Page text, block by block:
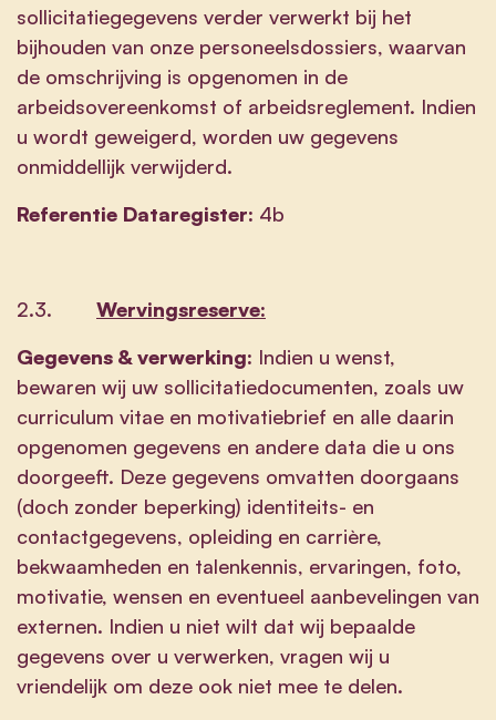
sollicitatiegegevens verder verwerkt bij het
bijhouden van onze personeelsdossiers, waarvan
de omschrijving is opgenomen in de
arbeidsovereenkomst of arbeidsreglement. Indien
u wordt geweigerd, worden uw gegevens
onmiddellijk verwijderd.
Referentie Dataregister: 4b
2.3. Wervingsreserve:
Gegevens & verwerking: Indien u wenst,
bewaren wij uw sollicitatiedocumenten, zoals uw
curriculum vitae en motivatiebrief en alle daarin
opgenomen gegevens en andere data die u ons
doorgeeft. Deze gegevens omvatten doorgaans
(doch zonder beperking) identiteits- en
contactgegevens, opleiding en carrière,
bekwaamheden en talenkennis, ervaringen, foto,
motivatie, wensen en eventueel aanbevelingen van
externen. Indien u niet wilt dat wij bepaalde
gegevens over u verwerken, vragen wij u
vriendelijk om deze ook niet mee te delen.